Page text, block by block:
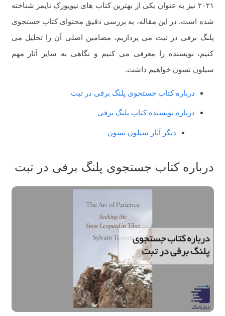
۲۰۲۱ نیز به عنوان یکی از بهترین کتاب های نیویورک تایمز شناخته
شده است. در این مقاله، به بررسی دقیق محتوای کتاب جستجوی
پلنگ برفی در تبت می پردازیم، مضامین اصلی آن را تحلیل می
کنیم، نویسنده را معرفی می کنیم و نگاهی به سایر آثار مهم
سیلون تسون خواهیم داشت.
درباره کتاب جستجوی پلنگ برفی در تبت
درباره نویسنده کتاب پلنگ برفی
دیگر آثار سیلون تسون
درباره کتاب جستجوی پلنگ برفی در تبت